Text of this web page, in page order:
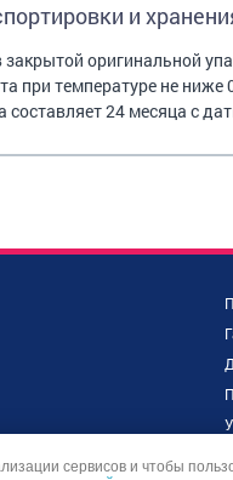
и
закрытой оригинальной
при температуре не
составляет 24 месяца с
сервисов и чтобы